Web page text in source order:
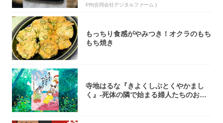
PR(合同会社デジタルファーム )
もっちり食感がやみつき！オクラのもち
もち焼き
寺地はるな『きよくしぶとくやかまし
く』-死体の隣で始まる婦人たちのお茶